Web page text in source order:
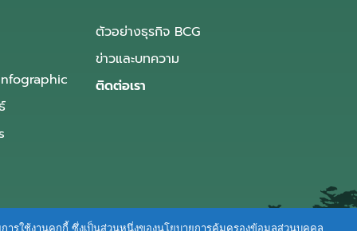
ตัวอย่างธุรกิจ BCG
ข่าวและบทความ
ติดต่อเรา
ารใช้งานคุกกี้ ซึ่งเป็นส่วนหนึ่งของนโยบายการคุ้มครองข้อมูลส่วนบุคคล